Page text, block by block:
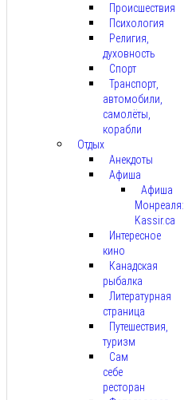
Происшествия
Психология
Религия,
духовность
Спорт
Транспорт,
автомобили,
самолёты,
корабли
Отдых
Анекдоты
Афиша
Афиша
Монреаля:
Kassir.ca
Интересное
кино
Канадская
рыбалка
Литературная
страница
Путешествия,
туризм
Сам
себе
ресторан